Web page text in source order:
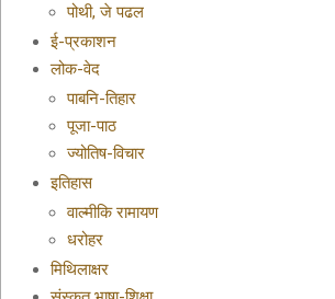
पोथी, जे पढल
ई-प्रकाशन
लोक-वेद
पाबनि-तिहार
पूजा-पाठ
ज्योतिष-विचार
इतिहास
वाल्मीकि रामायण
धरोहर
मिथिलाक्षर